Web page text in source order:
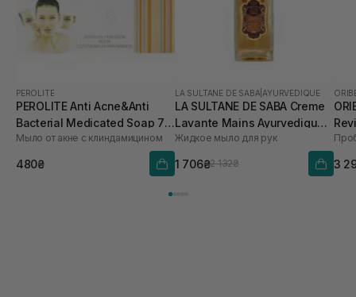
PEROLITE
PEROLITE Anti Acne&Anti
Bacterial Medicated Soap 75
г
Мыло от акне с клиндамицином
480₴
LA SULTANE DE SABA AYURVEDIQUE
LA SULTANE DE SABA Creme
Lavante Mains Ayurvedique
200 мл
Жидкое мыло для рук
1 706₴2 132₴
мл
3